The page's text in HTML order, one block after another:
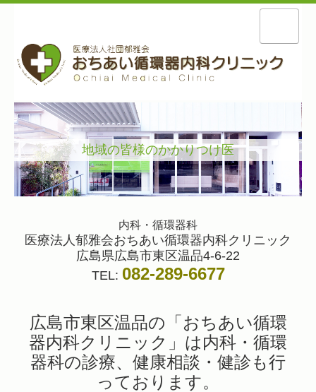
ホーム
診療案内
予防接種・健診
交通案内
地域の皆様のかかりつけ医
内科・循環器科
医療法人郁雅会おちあい循環器内科クリニック
広島県広島市東区温品4-6-22
TEL: 082-289-6677
広島市東区温品の「おちあい循環
器内科クリニック」は内科・循環
器科の診療、健康相談・健診も行
っております。